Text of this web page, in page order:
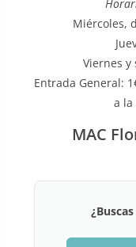
Miércoles,
Viernes y
Entrada General:
a
MAC